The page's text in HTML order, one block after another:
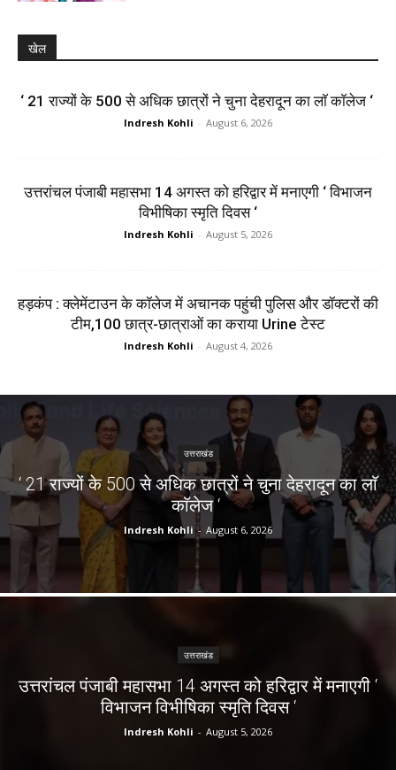
खेल
‘ 21 राज्यों के 500 से अधिक छात्रों ने चुना देहरादून का लाॅ काॅलेज ‘
Indresh Kohli - August 6, 2026
उत्तरांचल पंजाबी महासभा 14 अगस्त को हरिद्वार में मनाएगी ‘ विभाजन
विभीषिका स्मृति दिवस ‘
Indresh Kohli - August 5, 2026
हड़कंप : क्लेमेंटाउन के कॉलेज में अचानक पहुंची पुलिस और डॉक्टरों की
टीम,100 छात्र-छात्राओं का कराया Urine टेस्ट
Indresh Kohli - August 4, 2026
उत्तराखंड
‘ 21 राज्यों के 500 से अधिक छात्रों ने चुना देहरादून का लाॅ
काॅलेज ‘
Indresh Kohli - August 6, 2026
उत्तराखंड
उत्तरांचल पंजाबी महासभा 14 अगस्त को हरिद्वार में मनाएगी ‘
विभाजन विभीषिका स्मृति दिवस ‘
Indresh Kohli - August 5, 2026